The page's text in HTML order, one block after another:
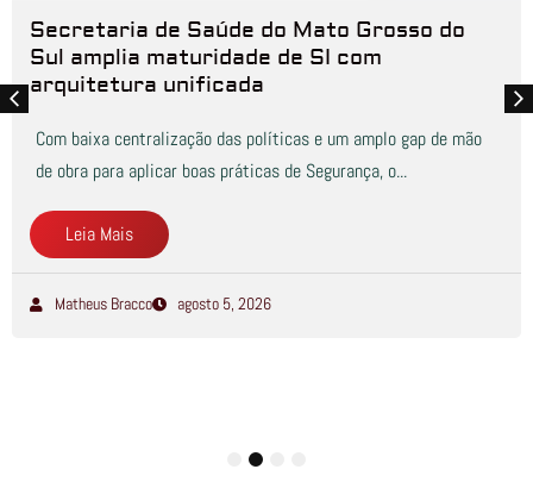
Secretaria de Saúde do Mato Grosso do
Sul amplia maturidade de SI com
arquitetura unificada
Com baixa centralização das políticas e um amplo gap de mão
de obra para aplicar boas práticas de Segurança, o...
Leia Mais
Matheus Bracco agosto 5, 2026